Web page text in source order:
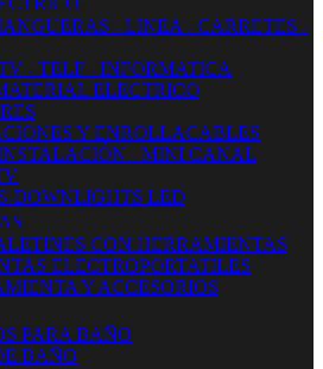
- LINEA - CARRETES -
- TELF - INFORMATICA
ELECTRICO
Y ENROLLACABLES
- MINI CANAL
DOWNLIGHTS LED
CON HERRAMIENTAS
ELECTROPORTATILES
Y ACCESORIOS
PARA BAÑO
BAÑO